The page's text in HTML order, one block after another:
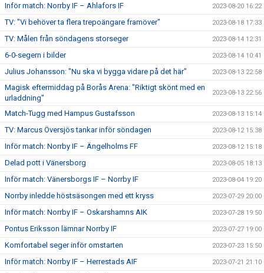
Inför match: Norrby IF – Ahlafors IF 2023-08-20 16:22
TV: "Vi behöver ta flera trepoängare framöver" 2023-08-18 17:33
TV: Målen från söndagens storseger 2023-08-14 12:31
6-0-segern i bilder 2023-08-14 10:41
Julius Johansson: "Nu ska vi bygga vidare på det här" 2023-08-13 22:58
Magisk eftermiddag på Borås Arena: "Riktigt skönt med en
urladdning"
2023-08-13 22:56
Match-Tugg med Hampus Gustafsson 2023-08-13 15:14
TV: Marcus Översjös tankar inför söndagen 2023-08-12 15:38
Inför match: Norrby IF – Ängelholms FF 2023-08-12 15:18
Delad pott i Vänersborg 2023-08-05 18:13
Inför match: Vänersborgs IF – Norrby IF 2023-08-04 19:20
Norrby inledde höstsäsongen med ett kryss 2023-07-29 20:00
Inför match: Norrby IF – Oskarshamns AIK 2023-07-28 19:50
Pontus Eriksson lämnar Norrby IF 2023-07-27 19:00
Komfortabel seger inför omstarten 2023-07-23 15:50
Inför match: Norrby IF – Herrestads AIF 2023-07-21 21:10